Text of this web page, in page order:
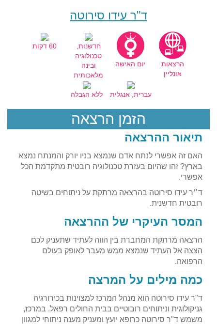
ד"ר עידו סירוטה
הרצאות
אונליין
יום האישה
חדשנות,
טכנולוגיה
ובינה
מלאכותית
60 דקות
עברית, אנגלית ללא הגבלה
הזמן הרצאה
תיאור ההרצאה
האם זה אפשרי לנתח אדם שנמצא בניו יורק והמנתח נמצא
בארץ? זהו שהיום בעזרת טכנולוגיה רובטית מתקדמת הכל
אפשרי.
ד״ר עידו סירוטה בהרצאה מרתקת על ניתוחים בשיטה
רובטית חדשנית.
המסר העיקרי של ההרצאה
הרצאה מרתקת המחברת בין הווה לעתיד שתעניק לכם
הצצה אל העתיד שנמצא ממש מעבר לאופק בעולם
הרפואה.
כמה מילים על המרצה
ד"ר עידו סירוטה הוא מנהל המרכז למצוינות בכירורגיה
גניקולוגית וניתוחים רובוטיים בבית החולים רפאל. במרכז,
משמש ד"ר סירוטה כרופא יועץ ומעניק מענה ניתוחי למגוון